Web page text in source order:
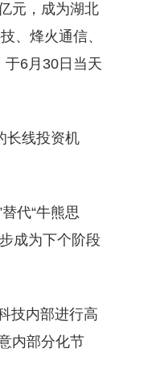
元，成为湖北
、烽火通信、
于6月30日当天
长线投资机
代“牛熊思
成为下个阶段
技内部进行高
内部分化节